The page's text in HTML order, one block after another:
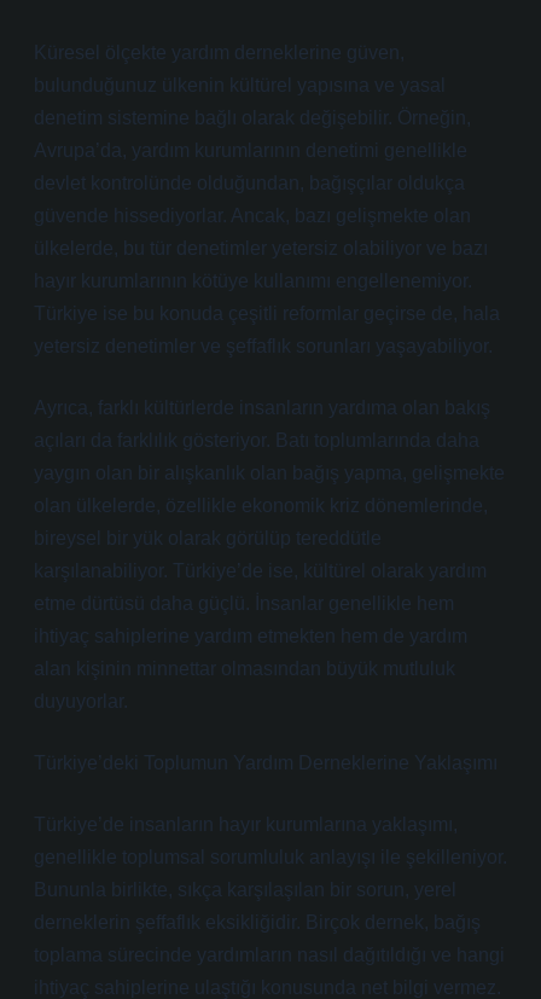
Küresel ölçekte yardım derneklerine güven,
bulunduğunuz ülkenin kültürel yapısına ve yasal
denetim sistemine bağlı olarak değişebilir. Örneğin,
Avrupa’da, yardım kurumlarının denetimi genellikle
devlet kontrolünde olduğundan, bağışçılar oldukça
güvende hissediyorlar. Ancak, bazı gelişmekte olan
ülkelerde, bu tür denetimler yetersiz olabiliyor ve bazı
hayır kurumlarının kötüye kullanımı engellenemiyor.
Türkiye ise bu konuda çeşitli reformlar geçirse de, hala
yetersiz denetimler ve şeffaflık sorunları yaşayabiliyor.
Ayrıca, farklı kültürlerde insanların yardıma olan bakış
açıları da farklılık gösteriyor. Batı toplumlarında daha
yaygın olan bir alışkanlık olan bağış yapma, gelişmekte
olan ülkelerde, özellikle ekonomik kriz dönemlerinde,
bireysel bir yük olarak görülüp tereddütle
karşılanabiliyor. Türkiye’de ise, kültürel olarak yardım
etme dürtüsü daha güçlü. İnsanlar genellikle hem
ihtiyaç sahiplerine yardım etmekten hem de yardım
alan kişinin minnettar olmasından büyük mutluluk
duyuyorlar.
Türkiye’deki Toplumun Yardım Derneklerine Yaklaşımı
Türkiye’de insanların hayır kurumlarına yaklaşımı,
genellikle toplumsal sorumluluk anlayışı ile şekilleniyor.
Bununla birlikte, sıkça karşılaşılan bir sorun, yerel
derneklerin şeffaflık eksikliğidir. Birçok dernek, bağış
toplama sürecinde yardımların nasıl dağıtıldığı ve hangi
ihtiyaç sahiplerine ulaştığı konusunda net bilgi vermez.